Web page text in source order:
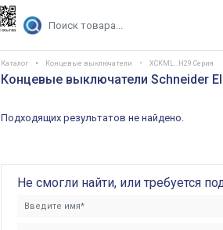
Каталог Концевые выключатели XCKML...H29 Серия
Концевые выключатели Schneider
Подходящих результатов не найдено.
Не смогли найти, или требуется